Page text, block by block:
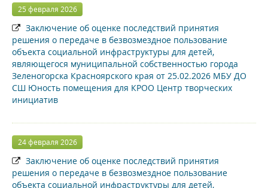
25 февраля 2026
Заключение об оценке последствий принятия
решения о передаче в безвозмездное пользование
объекта социальной инфраструктуры для детей,
являющегося муниципальной собственностью города
Зеленогорска Красноярского края от 25.02.2026 МБУ ДО
СШ Юность помещения для КРОО Центр творческих
инициатив
24 февраля 2026
Заключение об оценке последствий принятия
решения о передаче в безвозмездное пользование
объекта социальной инфраструктуры для детей,